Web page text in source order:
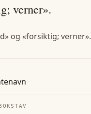
verner».
og «forsiktig; verner».